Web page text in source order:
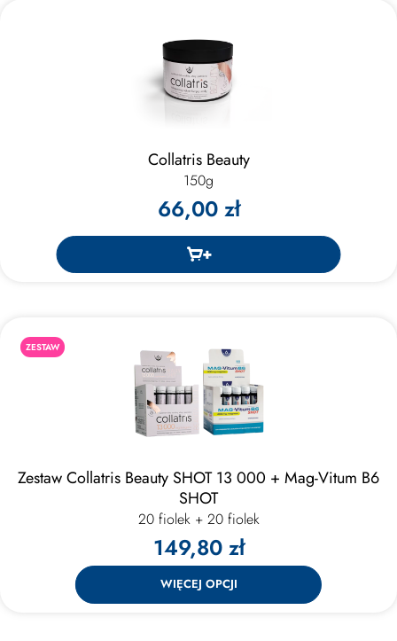
Collatris Beauty
150g
66,00 zł
ZESTAW
Zestaw Collatris Beauty SHOT 13 000 + Mag-Vitum B6
SHOT
20 fiolek + 20 fiolek
149,80 zł
WIĘCEJ OPCJI